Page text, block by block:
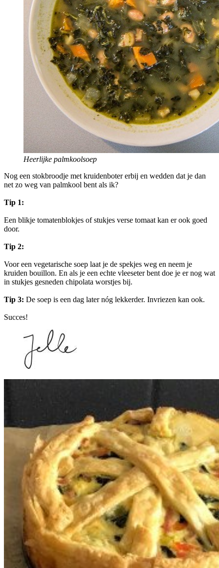
Heerlijke palmkoolsoep
Nog een stokbroodje met kruidenboter erbij en wedden dat je dan
net zo weg van palmkool bent als ik?
Tip 1:
Een blikje tomatenblokjes of stukjes verse tomaat kan er ook goed
door.
Tip 2:
Voor een vegetarische soep laat je de spekjes weg en neem je
kruiden bouillon. En als je een echte vleeseter bent doe je er nog wat
in stukjes gesneden chipolata worstjes bij.
Tip 3: De soep is een dag later nóg lekkerder. Invriezen kan ook.
Succes!